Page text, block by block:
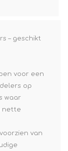
– geschikt
voor een
op
waar
nette
van